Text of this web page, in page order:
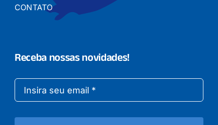
CONTATO
Receba nossas novidades!